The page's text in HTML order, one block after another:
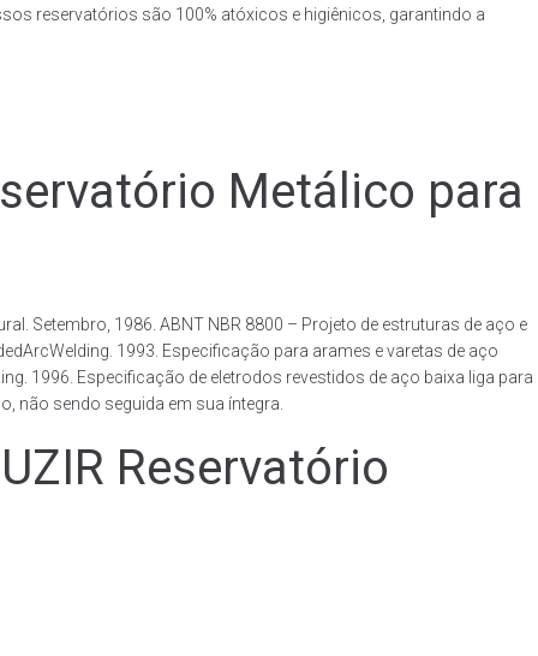
reservatórios são 100% atóxicos e higiênicos, garantindo a
Metálico para
Setembro, 1986. ABNT NBR 8800 – Projeto de estruturas de aço e
1993. Especificação para arames e varetas de aço
1996. Especificação de eletrodos revestidos de aço baixa liga para
não sendo seguida em sua íntegra.
Reservatório